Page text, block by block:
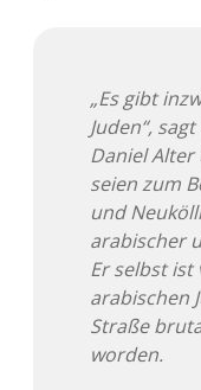
„Es gibt
Juden“,
Daniel Alter
seien zum
und
arabischer
Er selbst ist
arabischen
Straße
worden.